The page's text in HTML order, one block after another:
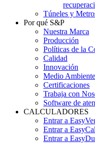
Túneles y
Por qué S&P
Nuestra Marca
Producción
Políticas de la
Calidad
Innovación
Medio Ambiente
Certificaciones
Trabaja con
Software de
CALCULADORES
Entrar a
Entrar a
Entrar a